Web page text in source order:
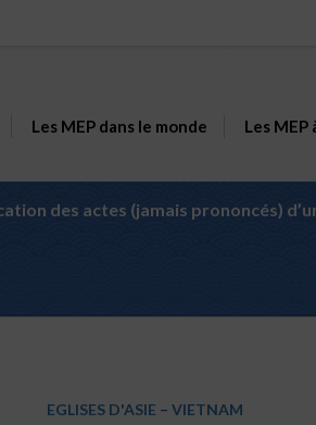
Les MEP dans le monde Les MEP
des actes (jamais prononcés)
EGLISES D'ASIE – VIETNAM